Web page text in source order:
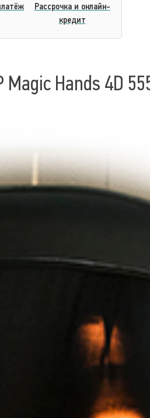
Рассрочка и онлайн-
кредит
Magic Hands 4D